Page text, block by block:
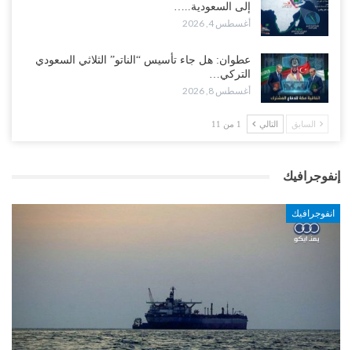
إلى السعودية..…
أغسطس 4, 2026
عطوان: هل جاء تأسيس “الناتو” الثلاثي السعودي
التركي…
أغسطس 8, 2026
السابق التالي 1 من 11
إنفوجرافيك
انفوجرافيك